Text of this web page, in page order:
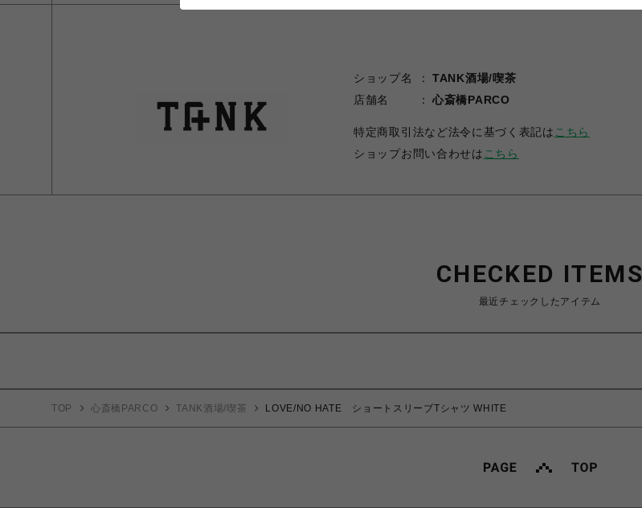
ショップ名
TANK酒場/喫茶
店舗名
心斎橋PARCO
特定商取引法など法令に基づく表記は こちら
ショップお問い合わせは こちら
CHECKED ITEMS
最近チェックしたアイテム
TOP 心斎橋PARCO TANK酒場/喫茶 LOVE/NO HATE ショートスリーブTシャツ WHITE